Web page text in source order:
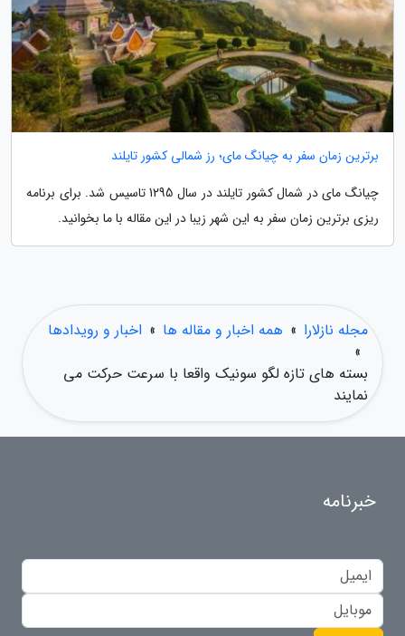
برترین زمان سفر به چیانگ مای؛ رز شمالی کشور تایلند
چیانگ مای در شمال کشور تایلند در سال 1295 تاسیس شد. برای برنامه
ریزی برترین زمان سفر به این شهر زیبا در این مقاله با ما بخوانید.
مجله نازلارا » همه اخبار و مقاله ها » اخبار و رویدادها
»
بسته های تازه لگو سونیک واقعا با سرعت حرکت می
نمایند
خبرنامه